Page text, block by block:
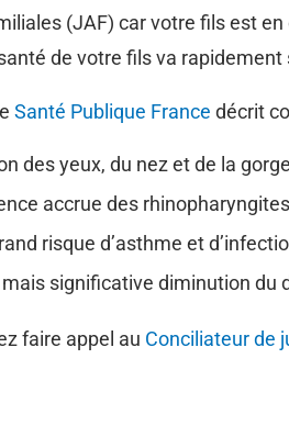
(JAF) car votre fils est
de votre fils va rapidement
Santé Publique France décrit
des yeux, du nez et de la gorge
accrue des
risque d’asthme et
mais significative diminution du
faire appel au Conciliateur de